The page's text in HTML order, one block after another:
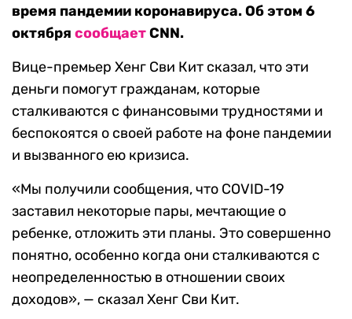
время пандемии коронавируса. Об этом 6
октября сообщаетCNN.
Вице-премьер Хенг Сви Кит сказал, что эти
деньги помогут гражданам, которые
сталкиваются с финансовыми трудностями и
беспокоятся о своей работе на фоне пандемии
и вызванного ею кризиса.
«Мы получили сообщения, что COVID-19
заставил некоторые пары, мечтающие о
ребенке, отложить эти планы. Это совершенно
понятно, особенно когда они сталкиваются с
неопределенностью в отношении своих
доходов», — сказал Хенг Сви Кит.